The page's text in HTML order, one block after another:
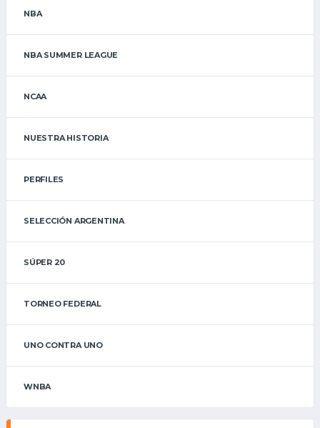
NBA
NBA SUMMER LEAGUE
NCAA
NUESTRA HISTORIA
PERFILES
SELECCIÓN ARGENTINA
SÚPER 20
TORNEO FEDERAL
UNO CONTRA UNO
WNBA